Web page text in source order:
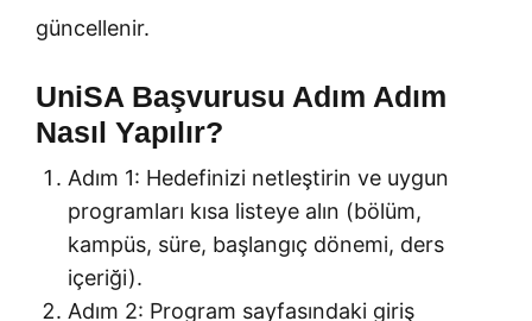
güncellenir.
UniSA Başvurusu Adım Adım
Nasıl Yapılır?
Adım 1: Hedefinizi netleştirin ve uygun
programları kısa listeye alın (bölüm,
kampüs, süre, başlangıç dönemi, ders
içeriği).
Adım 2: Program sayfasındaki giriş